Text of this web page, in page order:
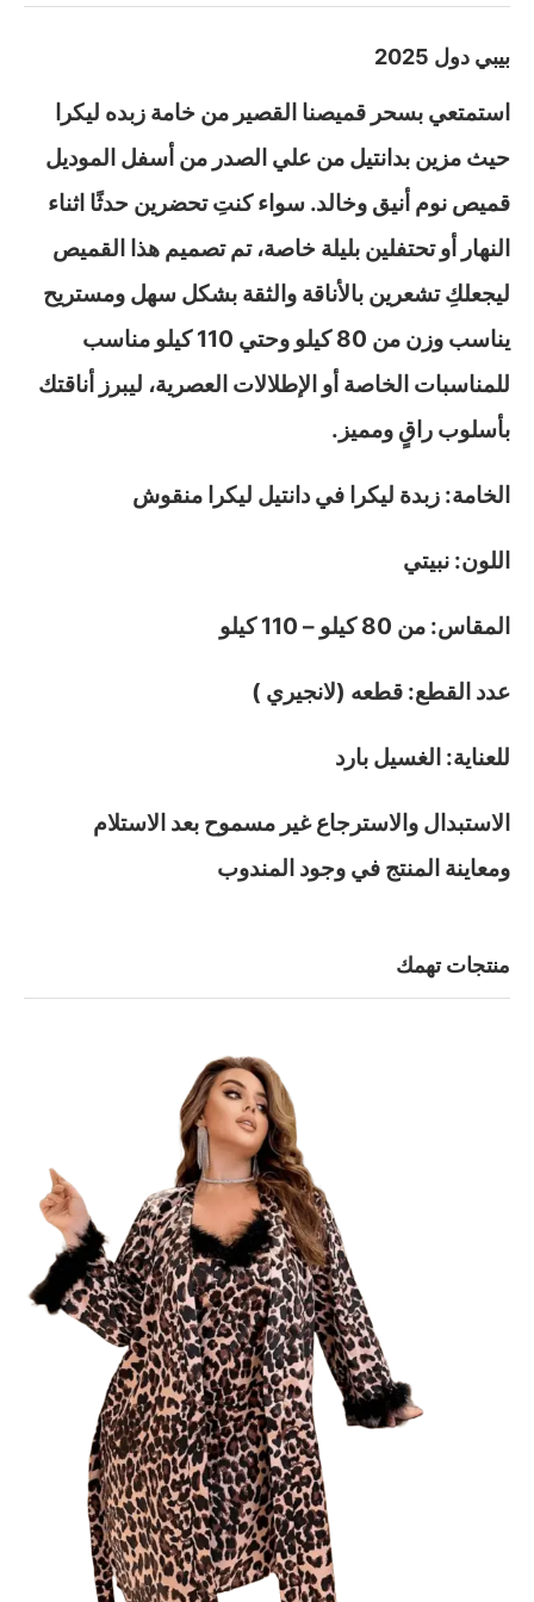
بيبي دول 2025
استمتعي بسحر قميصنا القصير من خامة زبده ليكرا
حيث مزين بدانتيل من علي الصدر من أسفل الموديل
قميص نوم أنيق وخالد. سواء كنتِ تحضرين حدثًا اثناء
النهار أو تحتفلين بليلة خاصة، تم تصميم هذا القميص
ليجعلكِ تشعرين بالأناقة والثقة بشكل سهل ومستريح
يناسب وزن من 80 كيلو وحتي 110 كيلو مناسب
للمناسبات الخاصة أو الإطلالات العصرية، ليبرز أناقتك
بأسلوب راقٍ ومميز.
الخامة: زبدة ليكرا في دانتيل ليكرا منقوش
اللون: نبيتي
المقاس: من 80 كيلو – 110 كيلو
عدد القطع: قطعه (لانجيري )
للعناية: الغسيل بارد
الاستبدال والاسترجاع غير مسموح بعد الاستلام
ومعاينة المنتج في وجود المندوب
منتجات تهمك